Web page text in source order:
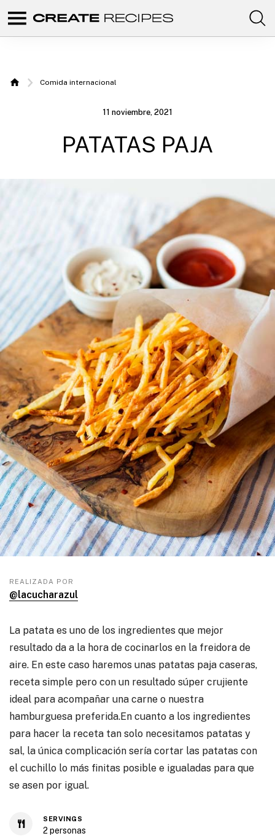
Create
|
elaborar
Chefbot
Comunidad
con
tus
Home
Comida internacional
11 noviembre, 2021
PATATAS PAJA
REALIZADA POR
@lacucharazul
La patata es uno de los ingredientes que mejor
resultado da a la hora de cocinarlos en la freidora de
aire. En este caso haremos unas patatas paja caseras,
receta simple pero con un resultado súper crujiente
ideal para acompañar una carne o nuestra
hamburguesa preferida.En cuanto a los ingredientes
para hacer la receta tan solo necesitamos patatas y
sal, la única complicación sería cortar las patatas con
el cuchillo lo más finitas posible e igualadas para que
se asen por igual.
SERVINGS
2 personas